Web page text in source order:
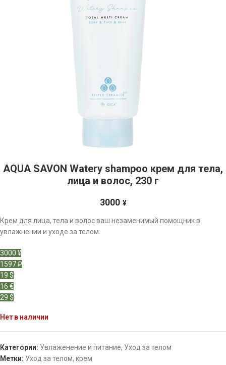
AQUA SAVON Watery shampoo крем для тела,
лица и волос, 230 г
3000 ¥
Крем для лица, тела и волос ваш незаменимый помощник в
увлажнении и уходе за телом.
3000 ¥
1597 ₽
19 $
16 €
29 $
Нет в наличии
Категории: Увлаженение и питание, Уход за телом
Метки: Уход за телом, крем